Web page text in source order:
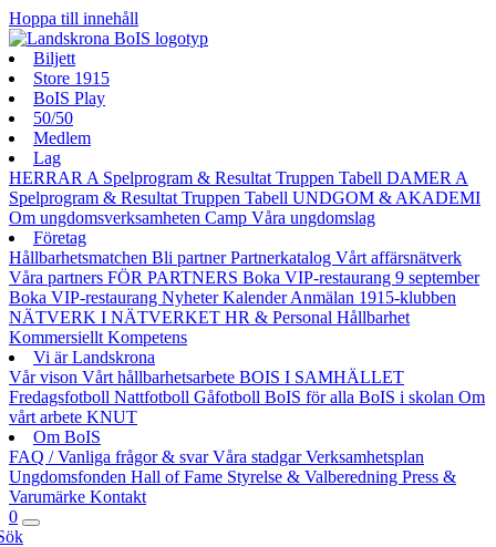
Hoppa till innehåll
Biljett
Store 1915
BoIS Play
50/50
Medlem
Lag
HERRAR A Spelprogram & Resultat Truppen Tabell DAMER A
Spelprogram & Resultat Truppen Tabell UNDGOM & AKADEMI
Om ungdomsverksamheten Camp Våra ungdomslag
Företag
Hållbarhetsmatchen Bli partnerPartnerkatalog Vårt affärsnätverk
Våra partners FÖR PARTNERS Boka VIP-restaurang 9 september
Boka VIP-restaurang NyheterKalenderAnmälan 1915-klubben
NÄTVERK I NÄTVERKET HR & Personal Hållbarhet
Kommersiellt Kompetens
Vi är Landskrona
Vår vison Vårt hållbarhetsarbete BOIS I SAMHÄLLET
Fredagsfotboll Nattfotboll Gåfotboll BoIS för alla BoIS i skolan Om
vårt arbete KNUT
Om BoIS
FAQ / Vanliga frågor & svarVåra stadgarVerksamhetsplan
Ungdomsfonden Hall of Fame Styrelse & Valberedning Press &
Varumärke Kontakt
0